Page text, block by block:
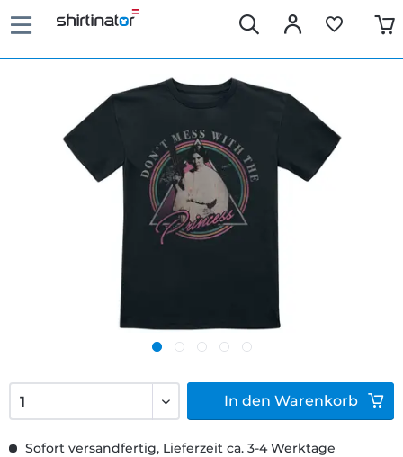
Sofort versandfertig, Lieferzeit ca. 3-4 Werktage
In den Warenkorb